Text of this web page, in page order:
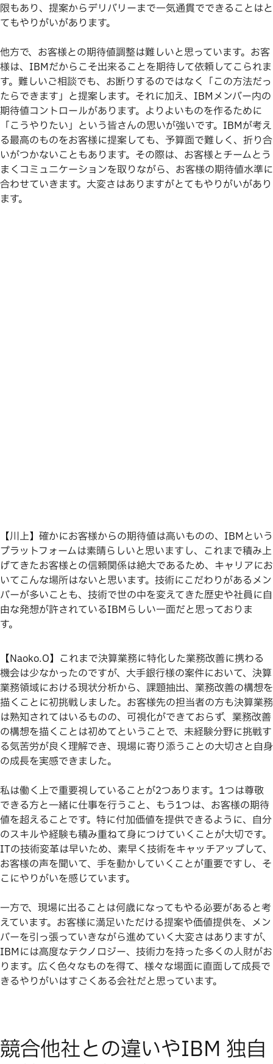
限もあり、提案からデリバリーまで一気通貫でできることはと
てもやりがいがあります。
他方で、お客様との期待値調整は難しいと思っています。お客
様は、IBMだからこそ出来ることを期待して依頼してこられま
す。難しいご相談でも、お断りするのではなく「この方法だっ
たらできます」と提案します。それに加え、IBMメンバー内の
期待値コントロールがあります。よりよいものを作るために
「こうやりたい」という皆さんの思いが強いです。IBMが考え
る最高のものをお客様に提案しても、予算面で難しく、折り合
いがつかないこともあります。その際は、お客様とチームとう
まくコミュニケーションを取りながら、お客様の期待値水準に
合わせていきます。大変さはありますがとてもやりがいがあり
ます。
【川上】確かにお客様からの期待値は高いものの、IBMという
プラットフォームは素晴らしいと思いますし、これまで積み上
げてきたお客様との信頼関係は絶大であるため、キャリアにお
いてこんな場所はないと思います。技術にこだわりがあるメン
バーが多いことも、技術で世の中を変えてきた歴史や社員に自
由な発想が許されているIBMらしい一面だと思っておりま
す。
【Naoko.O】これまで決算業務に特化した業務改善に携わる
機会は少なかったのですが、大手銀行様の案件において、決算
業務領域における現状分析から、課題抽出、業務改善の構想を
描くことに初挑戦しました。お客様先の担当者の方も決算業務
は熟知されてはいるものの、可視化ができておらず、業務改善
の構想を描くことは初めてということで、未経験分野に挑戦す
る気苦労が良く理解でき、現場に寄り添うことの大切さと自身
の成長を実感できました。
私は働く上で重要視していることが2つあります。1つは尊敬
できる方と一緒に仕事を行うこと、もう1つは、お客様の期待
値を超えることです。特に付加価値を提供できるように、自分
のスキルや経験も積み重ねて身につけていくことが大切です。
ITの技術変革は早いため、素早く技術をキャッチアップして、
お客様の声を聞いて、手を動かしていくことが重要ですし、そ
こにやりがいを感じています。
一方で、現場に出ることは何歳になってもやる必要があると考
えています。お客様に満足いただける提案や価値提供を、メン
バーを引っ張っていきながら進めていく大変さはありますが、
IBMには高度なテクノロジー、技術力を持った多くの人財がお
ります。広く色々なものを得て、様々な場面に直面して成長で
きるやりがいはすごくある会社だと思っています。
競合他社との違いやIBM 独自